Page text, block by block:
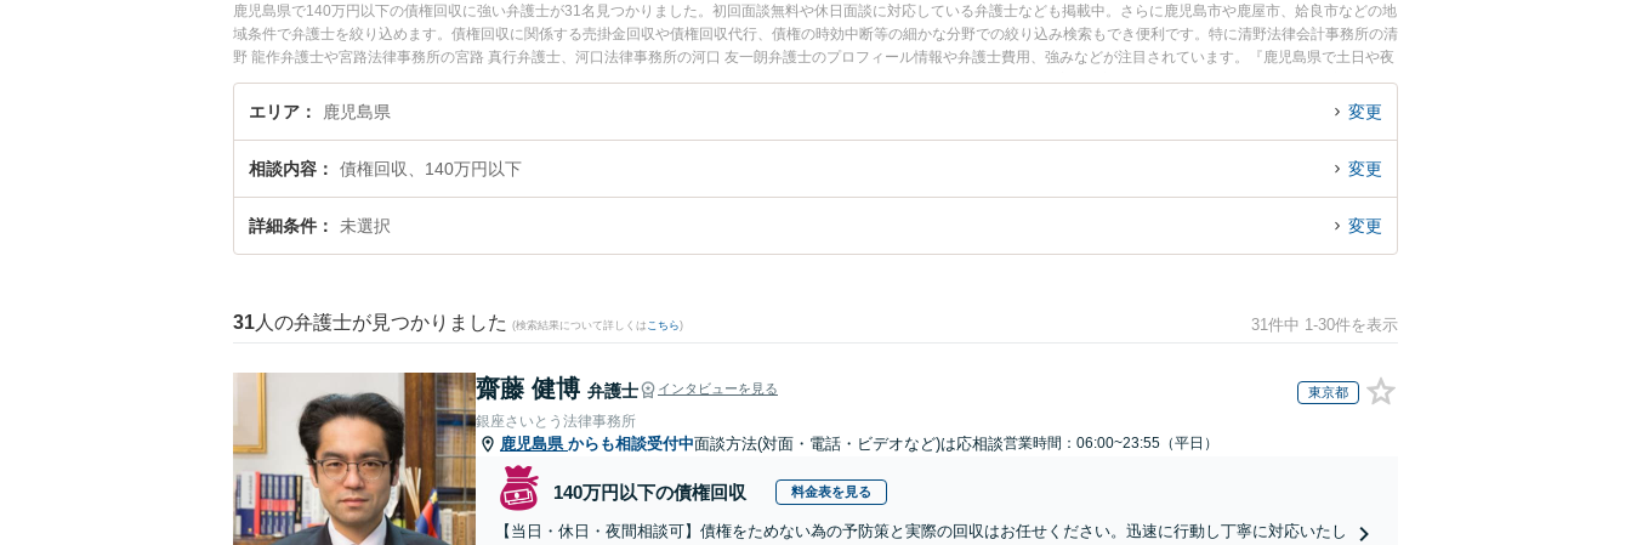
鹿児島県で140万円以下の債権回収に強い弁護士が31名見つかりました。初回面談無料や休日面談に対応している弁護士なども掲載中。さらに鹿児島市や鹿屋市、姶良市などの地
域条件で弁護士を絞り込めます。債権回収に関係する売掛金回収や債権回収代行、債権の時効中断等の細かな分野での絞り込み検索もでき便利です。特に清野法律会計事務所の清
野 龍作弁護士や宮路法律事務所の宮路 真行弁護士、河口法律事務所の河口 友一朗弁護士のプロフィール情報や弁護士費用、強みなどが注目されています。『鹿児島県で土日や夜
間に発生した140万円以下の債権回収のトラブルを今すぐに弁護士に相談したい』『140万円以下の債権回収のトラブル解決の実績豊富な近くの弁護士を検索したい』『初回相談
無料で140万円以下の債権回収を法律相談できる鹿児島県内の弁護士に相談予約したい』などでお困りの相談者さんにおすすめです。
エリア 鹿児島県 変更
相談内容 債権回収、140万円以下 変更
詳細条件 未選択 変更
31 人の弁護士が見つかりました (検索結果について詳しくは こちら) 31件中 1-30件を表示
齋藤 健博 弁護士 インタビューを見る 東京都
銀座さいとう法律事務所
鹿児島県 からも相談受付中面談方法(対面・電話・ビデオなど)は応相談営業時間：06:00~23:55（平日）
140万円以下の債権回収 料金表を見る
【当日・休日・夜間相談可】債権をためない為の予防策と実際の回収はお任せください。迅速に行動し丁寧に対応いたし